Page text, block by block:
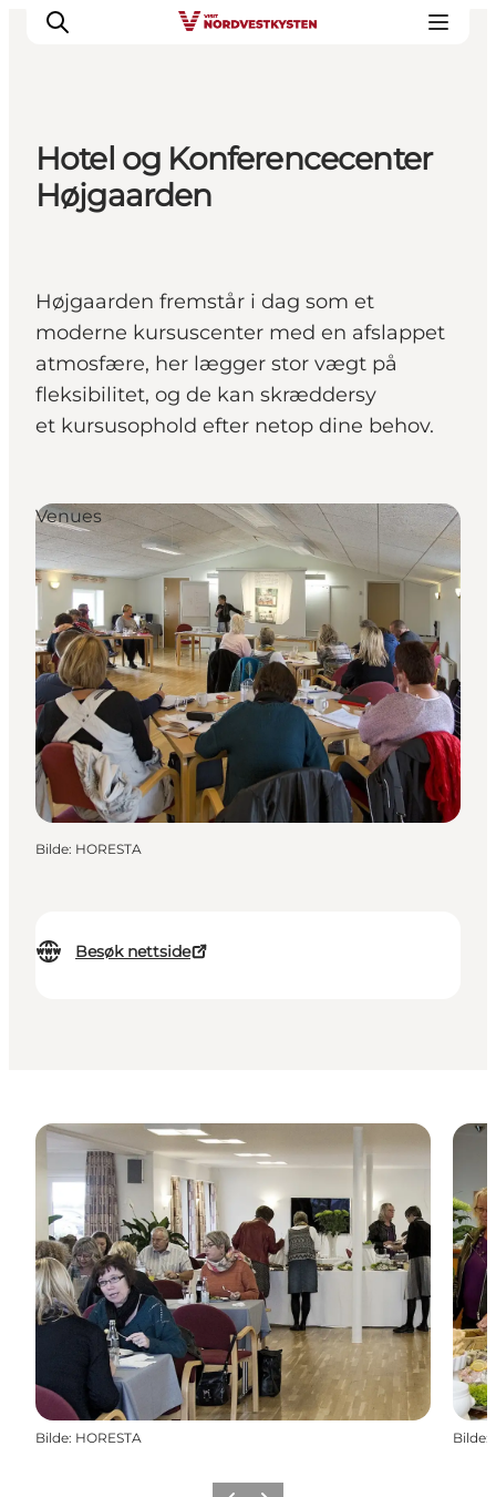
Byer og steder
Inspirasjon
Planlegg ferien
Hotel og Konferencecenter
Højgaarden
Højgaarden fremstår i dag som et
moderne kursuscenter med en afslappet
atmosfære, her lægger stor vægt på
fleksibilitet, og de kan skræddersy
et kursusophold efter netop dine behov.
Besøk nettside
Venues
Bilde: HORESTA
Bilde: HORESTA Bilde: